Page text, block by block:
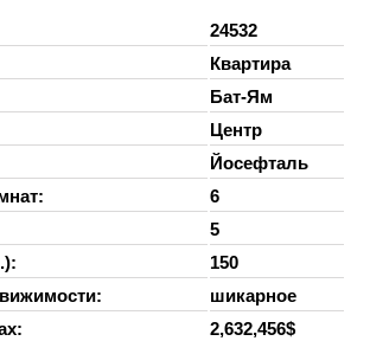
24532
Квартира
Бат-Ям
Центр
Йосефталь
6
5
150
шикарное
2,632,456$